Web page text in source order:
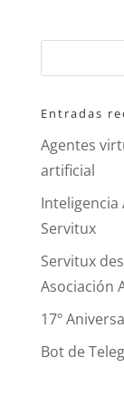
Entradas
Agentes
artificial
Servitux
Servitux
Asociación
17º
Bot de